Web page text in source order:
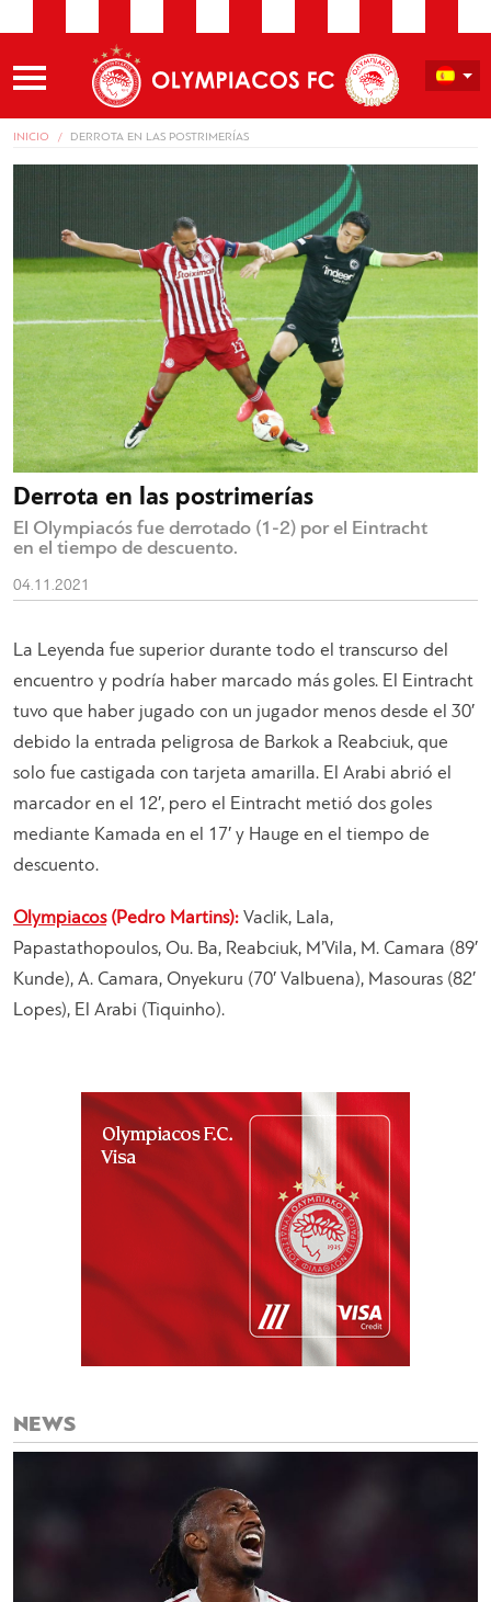
INICIO DERROTA EN LAS POSTRIMERÍAS
Derrota en las postrimerías
El Olympiacós fue derrotado (1-2) por el Eintracht
en el tiempo de descuento.
04.11.2021
La Leyenda fue superior durante todo el transcurso del
encuentro y podría haber marcado más goles. El Eintracht
tuvo que haber jugado con un jugador menos desde el 30′
debido la entrada peligrosa de Barkok a Reabciuk, que
solo fue castigada con tarjeta amarilla. El Arabi abrió el
marcador en el 12′, pero el Eintracht metió dos goles
mediante Kamada en el 17′ y Hauge en el tiempo de
descuento.
Olympiacos(Pedro Martins): Vaclik, Lala,
Papastathopoulos, Ou. Ba, Reabciuk, M’Vila, M. Camara (89′
Kunde), A. Camara, Onyekuru (70′ Valbuena), Masouras (82′
Lopes), El Arabi (Tiquinho).
NEWS